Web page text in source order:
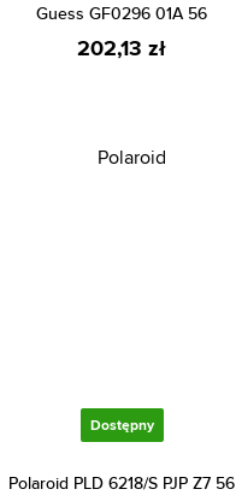
Guess GF0296 01A 56
202,13 zł
Dostępny
Polaroid PLD 6218/S PJP Z7 56